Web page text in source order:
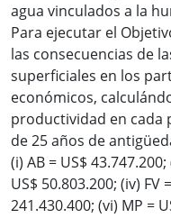
agua vinculados a la
Para ejecutar el
las consecuencias de
superficiales en los
económicos,
productividad en cada
de 25 años de
(i) AB = US$
US$ 50.803.200; (iv) FV
241.430.400; (vi) MP =